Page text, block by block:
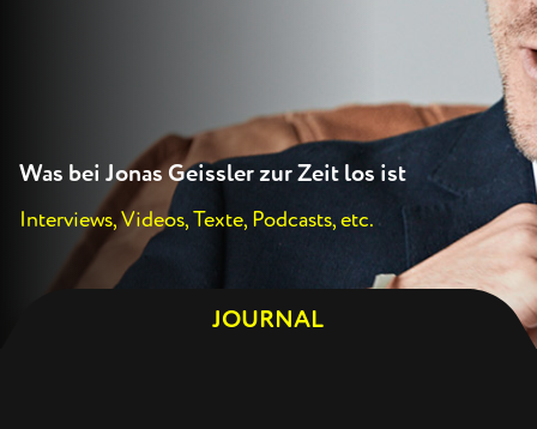
Was bei Jonas Geissler zur Zeit los ist
Interviews, Videos, Texte, Podcasts, etc.
JOURNAL